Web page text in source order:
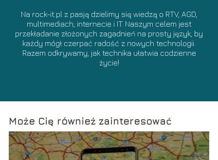
Na rock-it.pl z pasją dzielimy się wiedzą o RTV, AGD,
multimediach, internecie i IT. Naszym celem jest
przekładanie złożonych zagadnień na prosty język, by
każdy mógł czerpać radość z nowych technologii.
Razem odkrywamy, jak technika ułatwia codzienne
życie!
Może Cię również zainteresować